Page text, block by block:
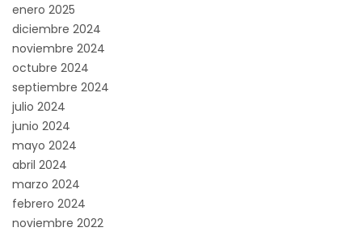
enero 2025
diciembre 2024
noviembre 2024
octubre 2024
septiembre 2024
julio 2024
junio 2024
mayo 2024
abril 2024
marzo 2024
febrero 2024
noviembre 2022